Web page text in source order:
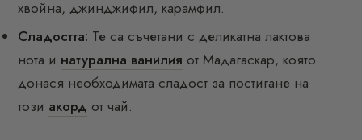
хвойна, джинджифил, карамфил.
Сладостта: Те са съчетани с деликатна лактова
нота и натурална ванилия от Мадагаскар, която
донася необходимата сладост за постигане на
този акорд от чай.